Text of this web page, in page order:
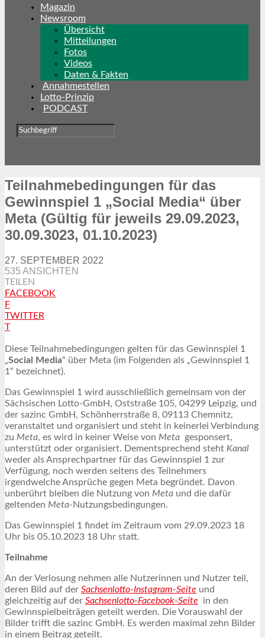
Magazin
Newsroom
Übersicht
Mitteilungen
Fotos
Videos
Daten & Fakten
Annahmestellen
Lotto-Prinzip
PODCAST
Teilnahmebedingungen für das
Gewinnspiel 1 „Social Media“ über
Meta (Gültig für jeweils 29.09.2023,
30.09.3023, 01.10.2023)
27. SEPTEMBER 2022
535 ANSICHTEN
TEILEN
FACEBOOK
F
TWITTER
T
Diese Teilnahmebedingungen gelten für das Gewinnspiel 1
„Social Media“ über Meta (im Folgenden als „Gewinnspiel 1
1“ bezeichnet).
Das Gewinnspiel 1 wird ausschließlich gemeinsam von der
Sächsischen Lotto-GmbH, Oststraße 105, 04299 Leipzig, und
der sazinc GmbH, Schönherrstraße 8, 09113 Chemnitz,
veranstaltet und organisiert und steht in keinerlei Verbindung
zu Meta, es wird in keiner Weise von Meta gesponsert,
unterstützt oder organisiert. Dementsprechend steht Kanal
weder als Ansprechpartner für das Gewinnspiel 1 zur
Verfügung, noch werden seitens des Teilnehmers
irgendwelche Ansprüche gegen Meta begründet. Davon
unberührt bleiben die Nutzung von Meta und die dafür
geltenden Meta-Nutzungsbedingungen.
Das Gewinnspiel 1 findet im Zeitraum vom 29.09.2023 18
Uhr bis 05.10.2023 18 Uhr statt.
Teilnahme
An der Verlosung nehmen alle Nutzerinnen und Nutzer teil,
deren Bild auf der Sachsenlotto-Instagram-Seite und
gleichzeitig auf der Sachsenlotto-Facebook-Seite in den
Gewinnspielbeiträgen geteilt werden. Die Vorauswahl der
Bilder trifft die sazinc GmbH. Es werden maximal zehn Bilder
in einem Beitrag geteilt.